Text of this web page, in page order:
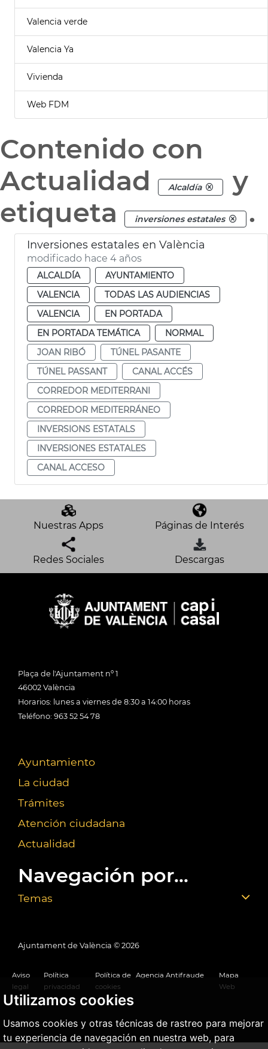
Utilizamos cookies
Usamos cookies y otras técnicas de rastreo para mejorar
tu experiencia de navegación en nuestra web, para
Valencia verde
Valencia Ya
Vivienda
Web FDM
Contenido con
Actualidad
Alcaldía
y
etiqueta
inversiones estatales .
Inversiones estatales en València
modificado hace 4 años
ALCALDÍA
AYUNTAMIENTO
VALENCIA
TODAS LAS AUDIENCIAS
VALENCIA
EN PORTADA
EN PORTADA TEMÁTICA
NORMAL
JOAN RIBÓ
TÚNEL PASANTE
TÚNEL PASSANT
CANAL ACCÉS
CORREDOR MEDITERRANI
CORREDOR MEDITERRÁNEO
INVERSIONS ESTATALS
INVERSIONES ESTATALES
CANAL ACCESO
Nuestras Apps Páginas de Interés
Redes Sociales Descargas
Plaça de l'Ajuntament nº 1
46002 València
Horarios: lunes a viernes de 8:30 a 14:00 horas
Teléfono: 963 52 54 78
Ayuntamiento
La ciudad
Trámites
Atención ciudadana
Actualidad
Navegación por...
Temas
Ajuntament de València © 2026
Aviso
legal
Política
privacidad
Política de
cookies
Agencia Antifraude
Mapa
Web